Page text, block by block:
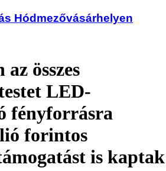
Hódmezővásárhelyen
összes
LED-
fényforrásra
forintos
is kaptak